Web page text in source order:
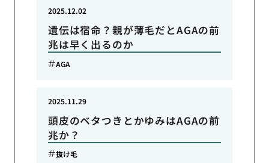
遺伝は宿命？親が薄毛だとAGAの前
兆は早く出るのか
2025.12.02
AGA
頭皮のベタつきとかゆみはAGAの前
兆か？
2025.11.29
抜け毛